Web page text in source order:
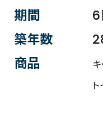
期間
6
築年数
商品